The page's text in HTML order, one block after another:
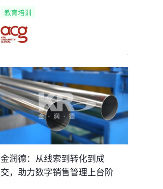
教育培训
金润德：从线索到转化到成
交，助力数字销售管理上台阶